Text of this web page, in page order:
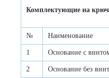
Комплектующие на
№ Наименование
1 Основание с
2 Основание без